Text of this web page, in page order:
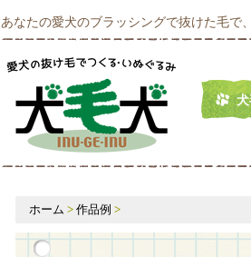
あなたの愛犬のブラッシングで抜けた毛で
ホーム > 作品例 >